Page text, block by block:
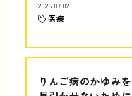
2026.07.02
医療
りんご病のかゆみを